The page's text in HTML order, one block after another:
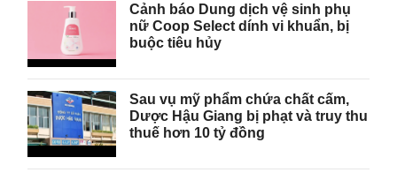
Cảnh báo Dung dịch vệ sinh phụ
nữ Coop Select dính vi khuẩn, bị
buộc tiêu hủy
Sau vụ mỹ phẩm chứa chất cấm,
Dược Hậu Giang bị phạt và truy thu
thuế hơn 10 tỷ đồng